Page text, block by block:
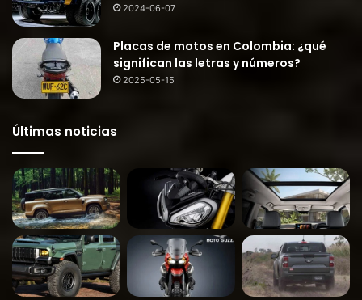
2024-06-07
Placas de motos en Colombia: ¿qué
significan las letras y números?
2025-05-15
Últimas noticias